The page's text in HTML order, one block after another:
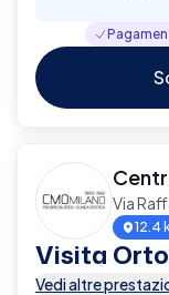
Via
12.4
Visita
Vedi altre